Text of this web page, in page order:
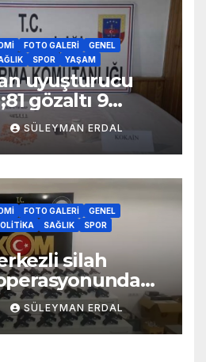
FOTO GALERI
GENEL
SPOR YAŞAM
uyuşturucu
gözaltı 9
SÜLEYMAN ERDAL
FOTO GALERI
GENEL
SAĞLIK
SPOR
silah
silah yakalandı
SÜLEYMAN ERDAL